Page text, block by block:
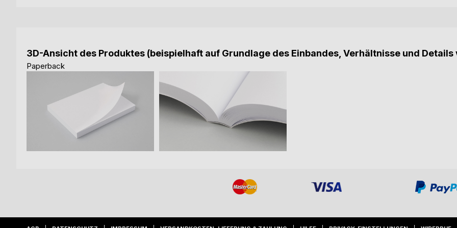
3D-Ansicht des Produktes (beispielhaft auf Grundlage des Einbandes, Verhältnisse und
Paperback